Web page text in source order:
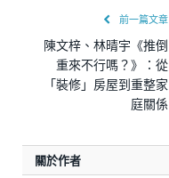
前一篇文章
陳文梓、林晴宇《推倒
重來不行嗎？》：從
「裝修」房屋到重整家
庭關係
關於作者